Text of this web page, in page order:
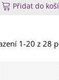
Přidat do
1-20 z 28